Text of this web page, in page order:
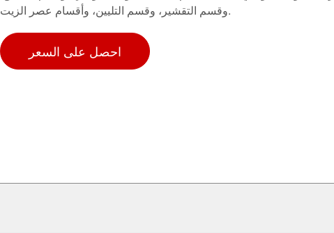
وقسم التقشير، وقسم التليين، وأقسام عصر الزيت.
احصل على السعر